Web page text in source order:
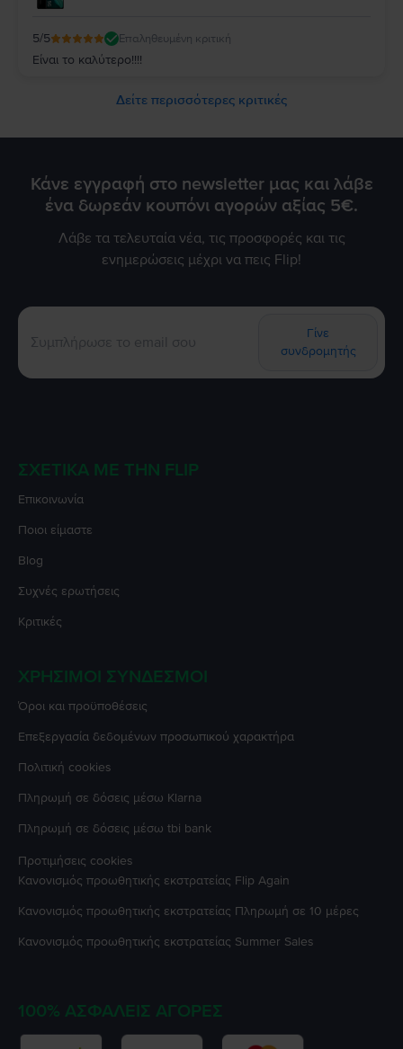
5/5 Επαληθευμένη κριτική
Είναι το καλύτερο!!!!
Δείτε περισσότερες κριτικές
Κάνε εγγραφή στο newsletter μας και λάβε
ένα δωρεάν κουπόνι αγορών αξίας 5€.
Λάβε τα τελευταία νέα, τις προσφορές και τις
ενημερώσεις μέχρι να πεις Flip!
Γίνε
συνδρομητής
ΣΧΕΤΙΚΆ ΜΕ ΤΗΝ FLIP
Επικοινωνία
Ποιοι είμαστε
Blog
Συχνές ερωτήσεις
Κριτικές
ΧΡΉΣΙΜΟΙ ΣΎΝΔΕΣΜΟΙ
Όροι και προϋποθέσεις
Επεξεργασία δεδομένων προσωπικού χαρακτήρα
Πολιτική cookies
Πληρωμή σε δόσεις μέσω Klarna
Πληρωμή σε δόσεις μέσω tbi bank
Προτιμήσεις cookies
Κανονισμός προωθητικής εκστρατείας Flip Again
Κανονισμός προωθητικής εκστρατείας Πληρωμή σε 10 μέρες
Κανονισμός προωθητικής εκστρατείας Summer Sales
100% ΑΣΦΑΛΕΊΣ ΑΓΟΡΈΣ